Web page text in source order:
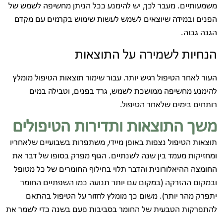
משמעותיים. מעבר לכך, יש להימנע ככל הניתן מחשיפה לשמש של
הפנים ובמידה שיוצאים לשמש לעשות שימוש בקרמים עם מקדם
הגנה גבוה.
הנחיות לשמירה על התוצאות
העור לאחר הטיפול רגיש יותר. עבור שימור תוצאות הטיפול מומלץ
להימנע מחשיפה ממושכת לשמש, גרד בפנים, וטבילה במים
רותחים בימים שלאחר הטיפול.
משך התוצאות ותדירות הטיפולים
תוצאות הטיפול נצפות באופן מיידי, משתפרות בשבועיים שלאחריו
ומחזיקות מעמד בין שנה לשנתיים. הגוף מפרק בסופו של דבר את
החומצה ההיאלורונית והדבר תלוי בחילוף החומרים של כל מטופל
ובמקום ההזרקה (במקום עם יותר תנועה כמו השפתיים החומר
יתפרק מהר יותר). משום כך מומלץ לחזור על הטיפול בהתאם
להתפרקות הטבעית של החומר בסביבות פעם בשנה כדי לשמר את